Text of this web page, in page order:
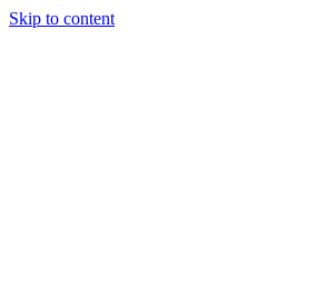
Skip to content